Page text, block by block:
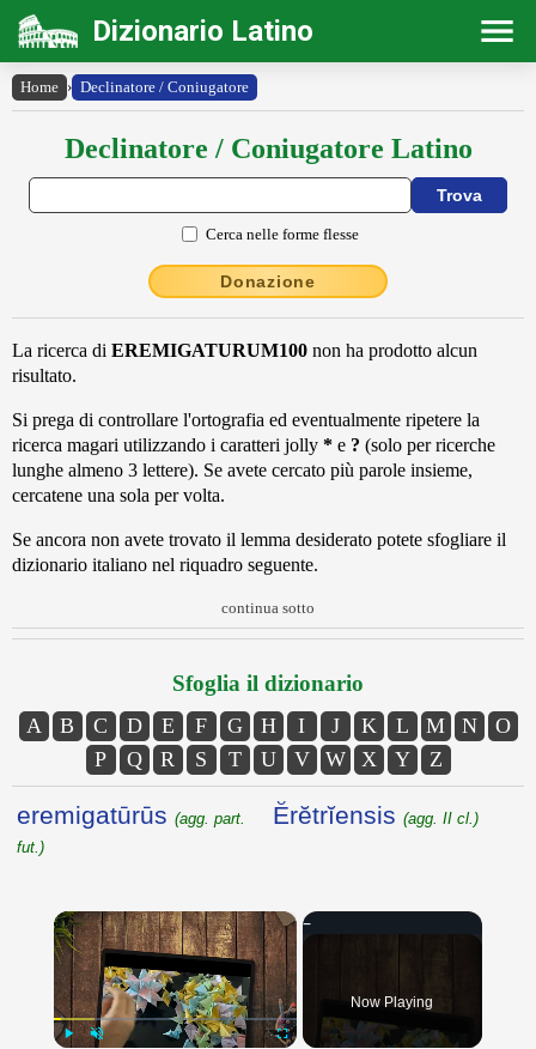
Dizionario Latino
Home › Declinatore / Coniugatore
Declinatore / Coniugatore Latino
Cerca nelle forme flesse
Donazione
La ricerca di EREMIGATURUM100 non ha prodotto alcun
risultato.
Si prega di controllare l'ortografia ed eventualmente ripetere la
ricerca magari utilizzando i caratteri jolly * e ? (solo per ricerche
lunghe almeno 3 lettere). Se avete cercato più parole insieme,
cercatene una sola per volta.
Se ancora non avete trovato il lemma desiderato potete sfogliare il
dizionario italiano nel riquadro seguente.
continua sotto
Sfoglia il dizionario
A B C D E F G H I J K L M N
O
P
Q R S T U V W X Y Z
eremigatūrūs (agg. part.
fut.)
Ĕrĕtrĭensis (agg. II cl.)
×
Now Playing